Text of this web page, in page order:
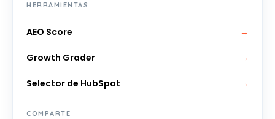
HERRAMIENTAS
AEO Score →
Growth Grader →
Selector de HubSpot →
COMPARTE